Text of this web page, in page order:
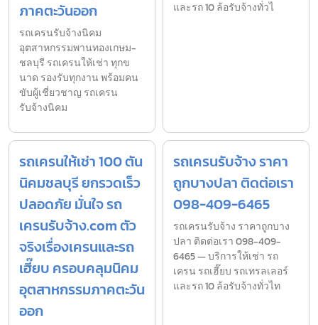
ภาคตะวันออก
รถเครนรับจ้างนิคม
อุตสาหกรรมพานทองเกษม-
ชลบุรี รถเครนให้เช่า ทุกข
นาด รองรับทุกงาน พร้อมคน
ขับผู้เชี่ยวชาญ รถเครน
รับจ้างนิคม
และรถ 10 ล้อรับจ้างทั่วไ
รถเครนให้เช่า 100 ตัน
นิคมชลบุรี ยกรวดเร็ว
ปลอดภัย มั่นใจ รถ
เครนรับจ้าง.com ตัว
จริงเรื่องเครนและรถ
เฮี๊ยบ ครอบคลุมนิคม
อุตสาหกรรมภาคตะวัน
ออก
รถเครนรับจ้าง ราคา
ถูกบางปลา ติดต่อเรา
098-409-6465
รถเครนรับจ้าง ราคาถูกบาง
ปลา ติดต่อเรา 098-409-
6465 — บริการให้เช่า รถ
เครน รถเฮี๊ยบ รถเทรลเลอร์
และรถ 10 ล้อรับจ้างทั่วไท